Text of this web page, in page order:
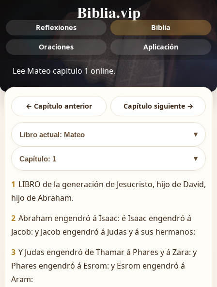
Biblia.vip
Reflexiones Biblia
Oraciones Aplicación
Lee Mateo capitulo 1 online.
← Capítulo anterior Capítulo siguiente →
Libro actual: Mateo ▾
Capítulo: 1 ▾
1 LIBRO de la generación de Jesucristo, hijo de David,
hijo de Abraham.
2 Abraham engendró á Isaac: é Isaac engendró á
Jacob: y Jacob engendró á Judas y á sus hermanos:
3 Y Judas engendró de Thamar á Phares y á Zara: y
Phares engendró á Esrom: y Esrom engendró á
Aram: